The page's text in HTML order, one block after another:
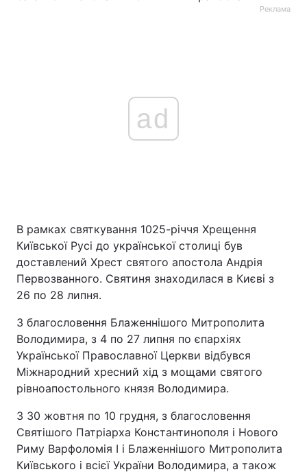
Реклама
ad
В рамках святкування 1025-річчя Хрещення
Київської Русі до української столиці був
доставлений Хрест святого апостола Андрія
Первозванного. Святиня знаходилася в Києві з
26 по 28 липня.
З благословення Блаженнішого Митрополита
Володимира, з 4 по 27 липня по єпархіях
Української Православної Церкви відбувся
Міжнародний хресний хід з мощами святого
рівноапостольного князя Володимира.
З 30 жовтня по 10 грудня, з благословення
Святішого Патріарха Константинополя і Нового
Риму Варфоломія І і Блаженнішого Митрополита
Київського і всієї України Володимира, а також